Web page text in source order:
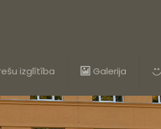
izglītība Galerija